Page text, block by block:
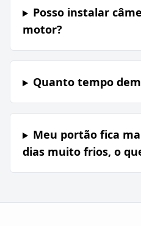
Posso instalar
motor?
Quanto tempo
Meu portão fica
dias muito frios, o